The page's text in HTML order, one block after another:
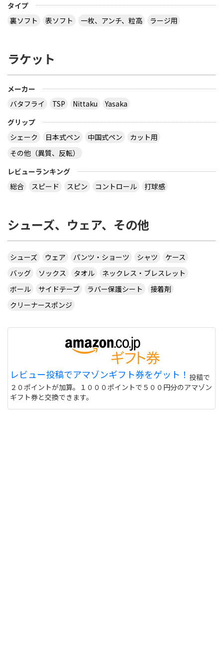
タイプ
裏ソフト
表ソフト 一枚、アンチ、粒高 ラージ用
ラケット
メーカー
バタフライ
TSP Nittaku
Yasaka
グリップ
シェーク
日本式ペン 中国式ペン
カット用
その他（異質、反転）
レビューランキング
総合
スピード スピン コントロール 打球感
シューズ、ウェア、その他
シューズ ウェア パンツ・ショーツ シャツ
ケース
バッグ
ソックス タオル
ネックレス・ブレスレット
ボール
サイドテープ ラバー保護シート
接着剤
クリーナースポンジ
レビュー投稿でアマゾンギフト券をゲット！ 投稿で
２０ポイントが加算。１０００ポイントで５００円分のアマゾン
ギフト券と交換できます。